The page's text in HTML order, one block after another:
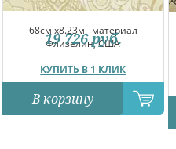
68см x8.23м, материал
Флизелин, США
КУПИТЬ В 1 КЛИК
19 726 руб.
В корзину